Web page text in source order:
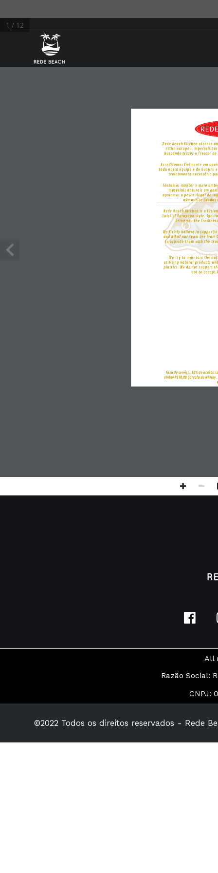
Rede Beach Kitchen oferece
estilo europeu.
buscando trazer o frescor
Acreditamos fielmente em
toda nossa equipe é de Guajiru
treinamento necessário
Tentamos manter o meio
materiais naturais em
apoiamos a pesca ilegal de
não aceite caudas
Rede Beach Kitchen is a
twist of European style.
bring you the
We firmly believe in
and all of our team are from
to provide them with the
We try to maintain the
utilising natural products
plastics. We do not support
not to accept
Taxa de serviço; 10% de acordo
vinho/ R$70,00 garrafa de
1 / 12
All
Razão Social:
CNPJ:
©2022 Todos os direitos reservados - Rede